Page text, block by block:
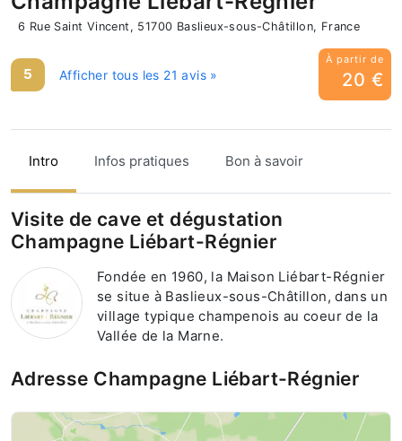
6 Rue Saint Vincent, 51700 Baslieux-sous-Châtillon, France
5 Afficher tous les 21 avis »
À partir de
20 €
Intro Infos pratiques Bon à savoir
Visite de cave et dégustation
Champagne Liébart-Régnier
Fondée en 1960, la Maison Liébart-Régnier
se situe à Baslieux-sous-Châtillon, dans un
village typique champenois au coeur de la
Vallée de la Marne.
Adresse Champagne Liébart-Régnier